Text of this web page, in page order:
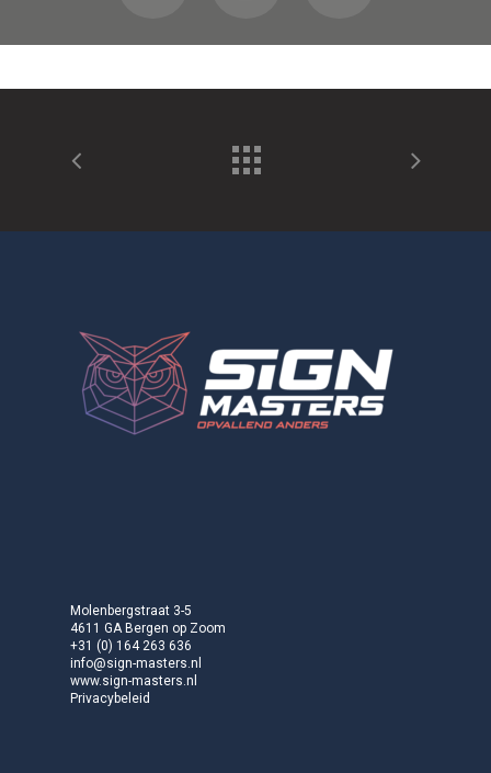
Molenbergstraat 3-5
4611 GA Bergen op Zoom
+31 (0) 164 263 636
info@sign-masters.nl
www.sign-masters.nl
Privacybeleid